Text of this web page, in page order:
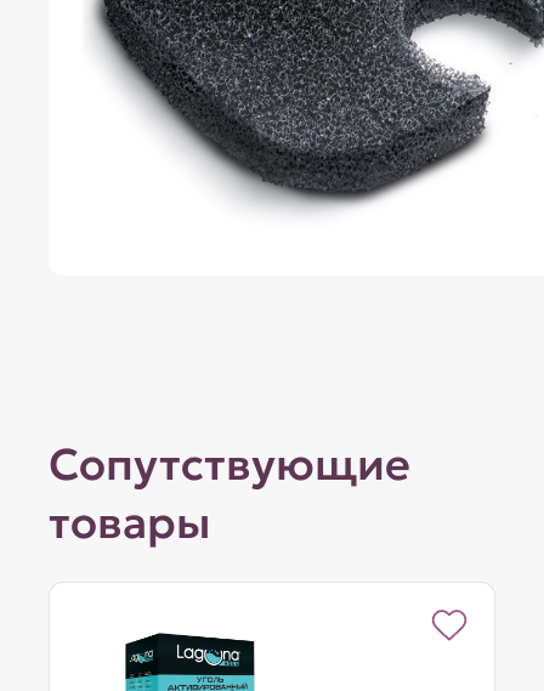
Сопутствующие
товары